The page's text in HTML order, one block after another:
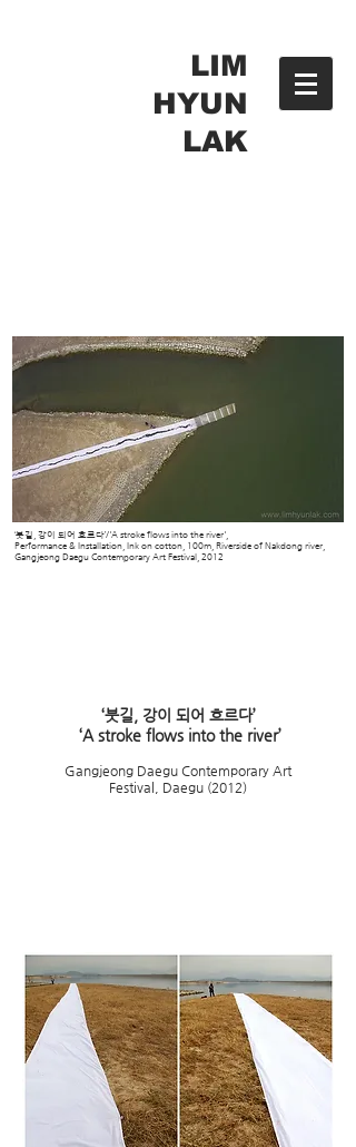
LIM
HYUN
LAK
‘붓길, 강이 되어 흐르다’/'A stroke flows into the river',
Performance & Installation, Ink on cotton, 100m, Riverside of Nakdong river,
Gangjeong Daegu Contemporary Art Festival, 2012
‘붓길, 강이 되어 흐르다’
‘A stroke flows into the river’
Gangjeong Daegu Contemporary Art
Festiva l, Daegu (2012)